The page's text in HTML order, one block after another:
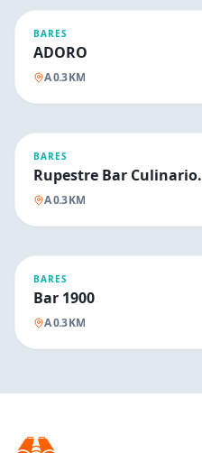
BARES
ADORO
A0.3KM
BARES
Rupestre Bar Culinario.
A0.3KM
BARES
Bar 1900
A0.3KM